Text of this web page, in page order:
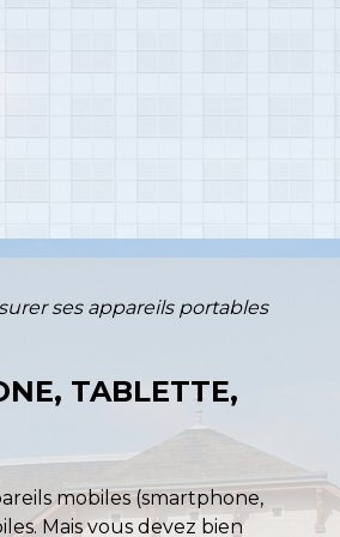
ses appareils portables
TABLETTE,
mobiles (smartphone,
Mais vous devez bien